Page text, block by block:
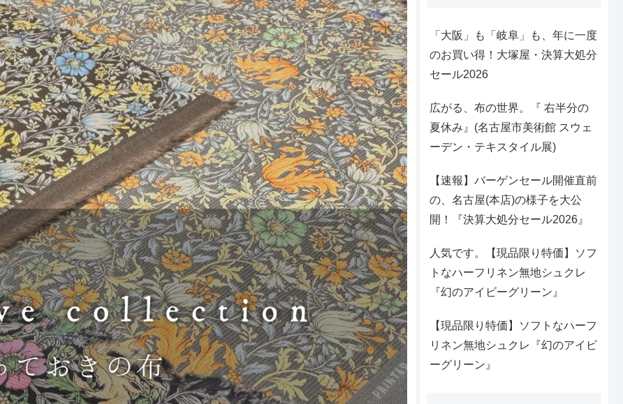
「大阪」も「岐阜」も、年に一度
のお買い得！大塚屋・決算大処分
セール2026
広がる、布の世界。『 右半分の
夏休み』(名古屋市美術館 スウェ
ーデン・テキスタイル展)
【速報】バーゲンセール開催直前
の、名古屋(本店)の様子を大公
開！『決算大処分セール2026』
人気です。【現品限り特価】ソフ
トなハーフリネン無地シュクレ
『幻のアイビーグリーン』
【現品限り特価】ソフトなハーフ
リネン無地シュクレ『幻のアイビ
ーグリーン』